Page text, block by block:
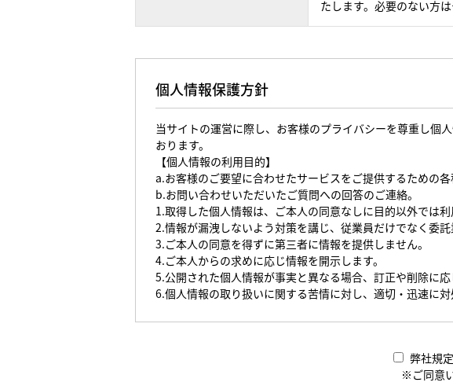
たします。必要のない方
個人情報保護方針
当サイトの運営に際し、お客様のプライバシーを尊重し個
おります。
【個人情報の利用目的】
a.お客様のご要望に合わせたサービスをご提供するための各
b.お問い合わせいただいたご質問への回答のご連絡。
1.取得した個人情報は、ご本人の同意なしに目的以外では利
2.情報が漏洩しないよう対策を講じ、従業員だけでなく委託
3.ご本人の同意を得ずに第三者に情報を提供しません。
4.ご本人からの求めに応じ情報を開示します。
5.公開された個人情報が事実と異なる場合、訂正や削除に応
6.個人情報の取り扱いに関する苦情に対し、適切・迅速に対
弊社規
※ご同意